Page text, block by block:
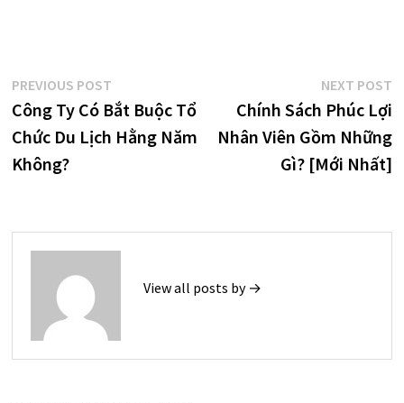
Điều
hướng
bài
PREVIOUS POSTPrevious
post:
Công Ty Có Bắt Buộc Tổ
Chức Du Lịch Hằng Năm
Không?
NEXT POST
Chính Sách Phúc Lợi
Nhân Viên Gồm Những
Gì? [Mới Nhất]
View all posts by →